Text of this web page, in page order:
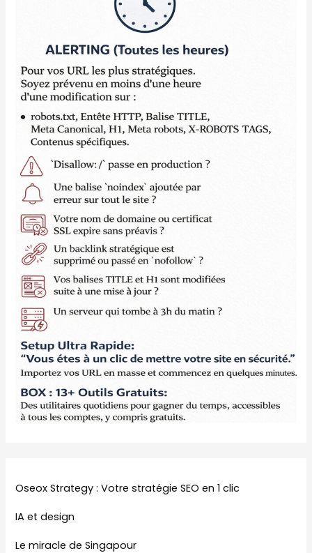
Oseox Strategy : Votre stratégie SEO en 1 clic
IA et design
Le miracle de Singapour